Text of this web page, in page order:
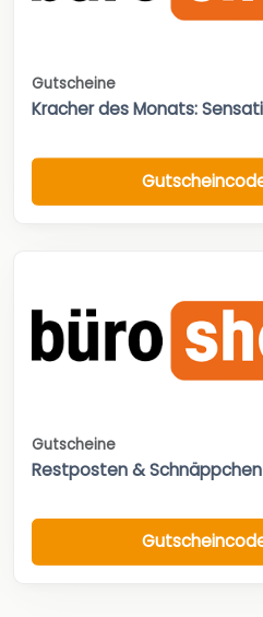
Gutscheine
Kracher des Monats:
Gutscheine
Restposten &